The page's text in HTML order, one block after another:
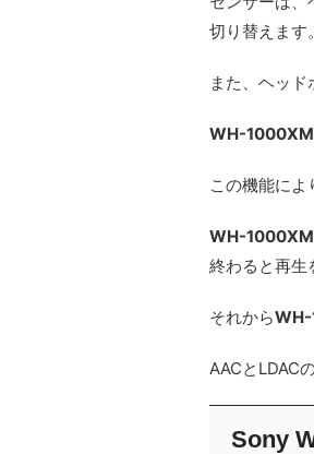
切り替えます。
また、ヘッ
WH-
この機能によ
WH-
終わると再生
それから
AACとLDAC
Sony